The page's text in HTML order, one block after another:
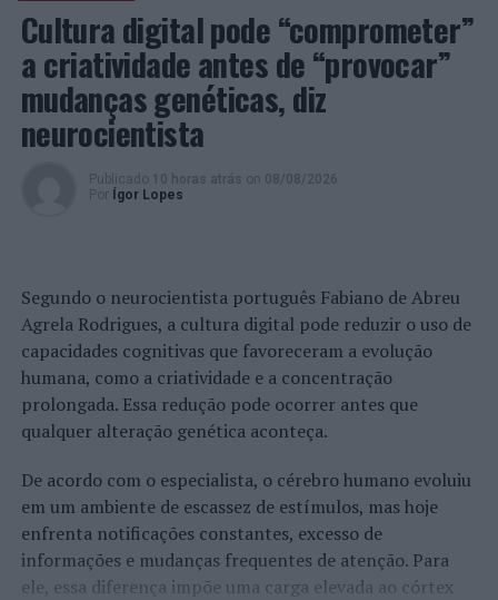
Cultura digital pode “comprometer”
a criatividade antes de “provocar”
mudanças genéticas, diz
neurocientista
Publicado 10 horas atrás on 08/08/2026
Por
Ígor Lopes
Segundo o neurocientista português Fabiano de Abreu
Agrela Rodrigues, a cultura digital pode reduzir o uso de
capacidades cognitivas que favoreceram a evolução
humana, como a criatividade e a concentração
prolongada. Essa redução pode ocorrer antes que
qualquer alteração genética aconteça.
De acordo com o especialista, o cérebro humano evoluiu
em um ambiente de escassez de estímulos, mas hoje
enfrenta notificações constantes, excesso de
informações e mudanças frequentes de atenção. Para
ele, essa diferença impõe uma carga elevada ao córtex